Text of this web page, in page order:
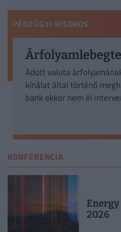
PÉNZÜGYI KISOKOS
Adott valuta
kínálat által történő
bank ekkor nem él
KONFERENCIA
2026